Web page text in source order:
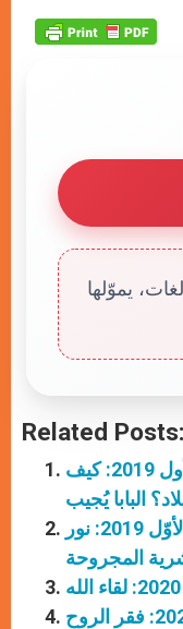
يموّلها
Related Posts:
عناوين نشرة الأربعاء 18 كانون الأول 2019: كيف
البابا يُجيب
عناوين نشرة الخميس 26 كانون الأوّل 2019: نور
المجروحة
عناوين نشرة الأربعاء 5 شباط 2020: فقر الروح